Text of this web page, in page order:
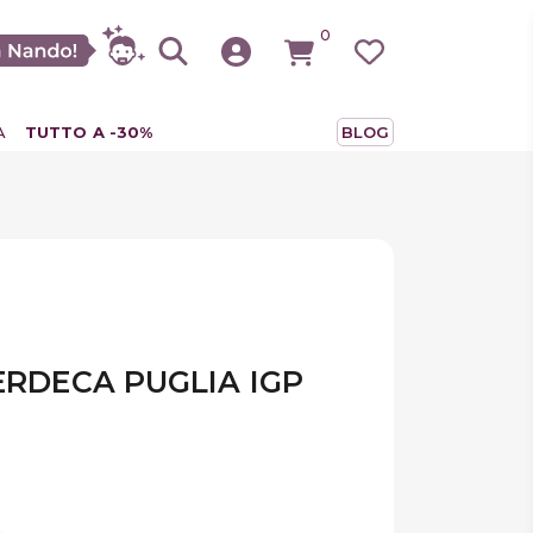
0
TUTTO A -30% BLOG
PUGLIA IGP